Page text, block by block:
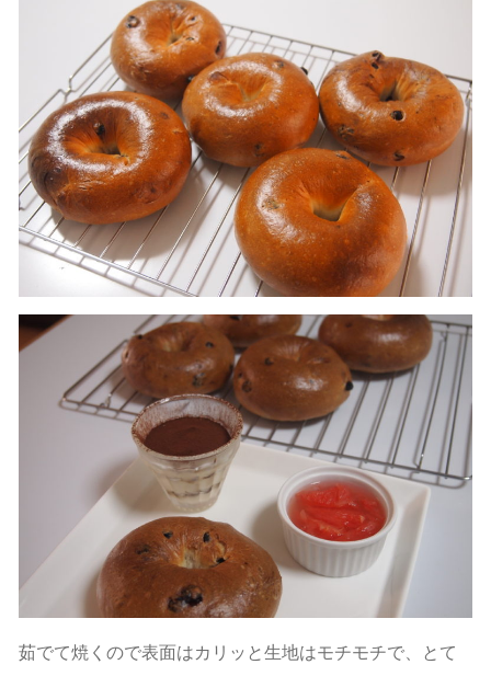
茹でて焼くので表面はカリッと生地はモチモチで、とて